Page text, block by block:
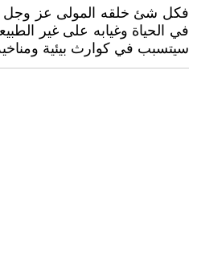
فكل شئ خلقه المولى عز وجل
في الحياة وغيابه على غير
سيتسبب في كوارث بيئية ومناخية